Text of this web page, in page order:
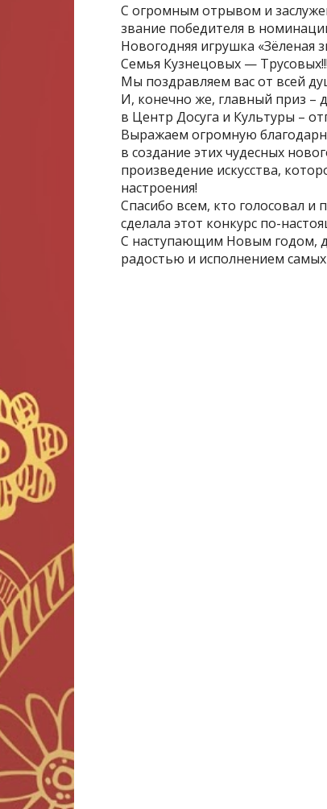
С огромным отрывом и
звание победителя в
Новогодняя игрушка «Зёленая
Семья Кузнецовых — Трусовых!!!
Мы поздравляем вас от всей
И, конечно же, главный приз –
в Центр Досуга и Культуры –
Выражаем огромную
в создание этих чудесных
произведение искусства,
настроения!
Спасибо всем, кто голосовал
сделала этот конкурс по-
С наступающим Новым годом,
радостью и исполнением